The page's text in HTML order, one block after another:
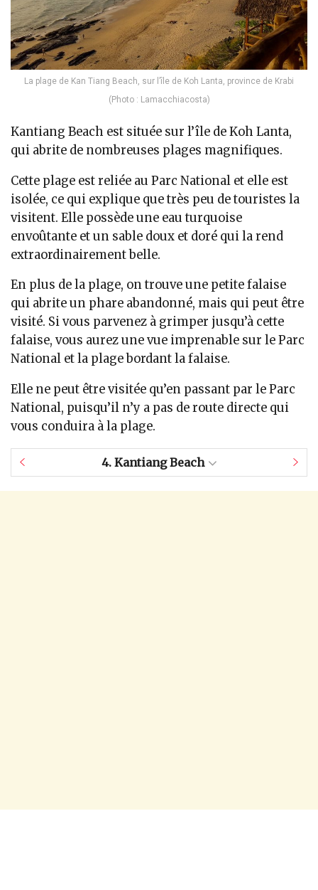
La plage de Kan Tiang Beach, sur l’île de Koh Lanta, province de Krabi
(Photo : Lamacchiacosta)
Kantiang Beach est située sur l’île de Koh Lanta,
qui abrite de nombreuses plages magnifiques.
Cette plage est reliée au Parc National et elle est
isolée, ce qui explique que très peu de touristes la
visitent. Elle possède une eau turquoise
envoûtante et un sable doux et doré qui la rend
extraordinairement belle.
En plus de la plage, on trouve une petite falaise
qui abrite un phare abandonné, mais qui peut être
visité. Si vous parvenez à grimper jusqu’à cette
falaise, vous aurez une vue imprenable sur le Parc
National et la plage bordant la falaise.
Elle ne peut être visitée qu’en passant par le Parc
National, puisqu’il n’y a pas de route directe qui
vous conduira à la plage.
4.Kantiang Beach